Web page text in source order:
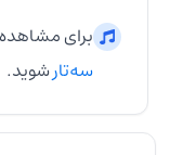
برای
سه‌تارشوید.